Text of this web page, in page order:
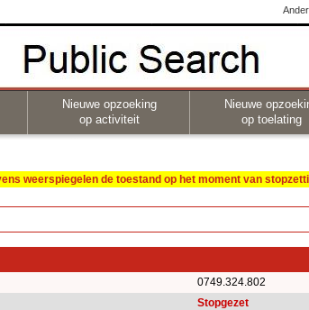
Nieuwe opzoeking
op activiteit
Nieuwe
op toelating
weerspiegelen de toestand op het moment van
0749.324.802
Stopgezet